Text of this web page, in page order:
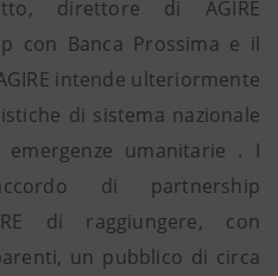
direttore di AGIRE
con Banca Prossima e il
intende ulteriormente
di sistema nazionale
umanitarie . I
di partnership
di raggiungere, con
un pubblico di circa